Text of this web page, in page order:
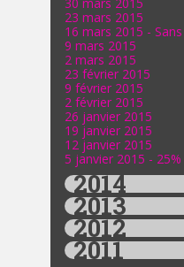
23 mars 2015
16 mars 2015 -
9 mars 2015
2 mars 2015
23 février 2015
9 février 2015
2 février 2015
26 janvier 2015
19 janvier 2015
12 janvier 2015
5 janvier 2015 -
2014
2013
2012
2011